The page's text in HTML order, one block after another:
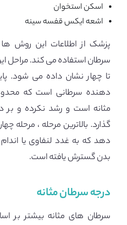
اسکن استخوان
اشعه ایکس قفسه سینه
پزشک از اطلاعات این روش
تا چهار نشان داده می شود.
دهنده سرطانی است که
مثانه است و رشد نکرده و بر
گذارد. بالاترین مرحله ، مرحله
دهد که به غدد لنفاوی یا
بدن گسترش یافته است.
درجه سرطان مثانه
سرطان های مثانه بیشتر بر